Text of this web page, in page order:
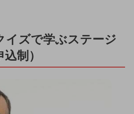
イズで学ぶステージ
制）